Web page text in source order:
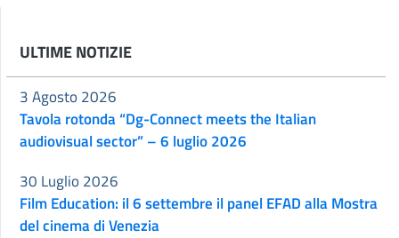
ULTIME NOTIZIE
Tavola rotonda “Dg-Connect meets the Italian
audiovisual sector” – 6 luglio 2026
3 Agosto 2026
Film Education: il 6 settembre il panel EFAD alla Mostra
del cinema di Venezia
30 Luglio 2026